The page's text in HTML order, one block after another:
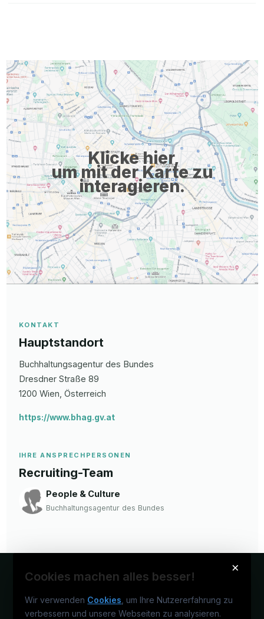
Klicke hier,
um mit der Karte zu
interagieren.
KONTAKT
Hauptstandort
Buchhaltungsagentur des Bundes
Dresdner Straße 89
1200 Wien , Österreich
https://www.bhag.gv.at
IHRE ANSPRECHPERSONEN
Recruiting-Team
People & Culture
Buchhaltungsagentur des Bundes
×
Cookies machen alles besser!
Wir verwenden Cookies , um Ihre Nutzererfahrung zu
verbessern und unsere Webseiten zu analysieren.